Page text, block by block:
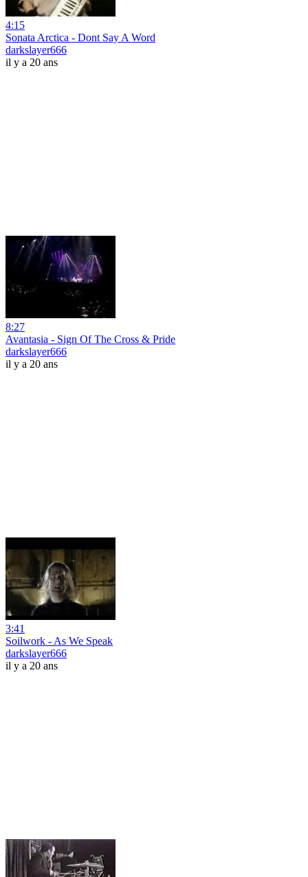
4:15
Sonata Arctica - Dont Say A Word
darkslayer666
il y a 20 ans
8:27
Avantasia - Sign Of The Cross & Pride
darkslayer666
il y a 20 ans
3:41
Soilwork - As We Speak
darkslayer666
il y a 20 ans